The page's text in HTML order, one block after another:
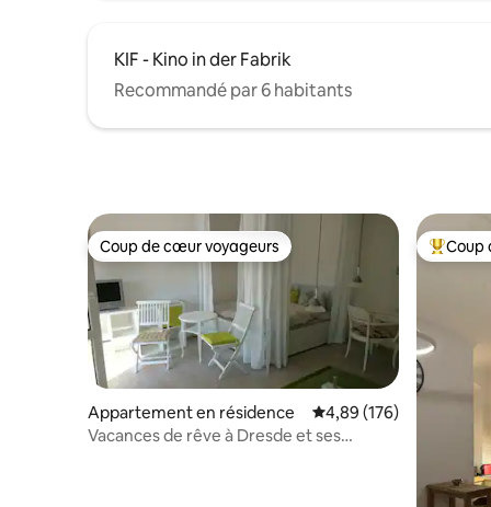
KIF - Kino in der Fabrik
Recommandé par 6 habitants
Coup de cœur voyageurs
Coup de cœur voyageurs
Appartement en résidence Évaluation moyenne
4,89 (176)
Vacances de rêve à Dresde et ses
Coups
Coup